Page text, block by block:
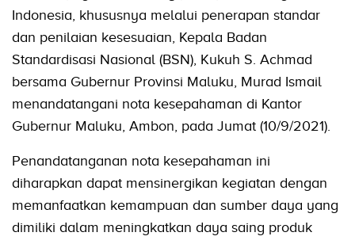
Indonesia, khususnya melalui penerapan standar
dan penilaian kesesuaian, Kepala Badan
Standardisasi Nasional (BSN), Kukuh S. Achmad
bersama Gubernur Provinsi Maluku, Murad Ismail
menandatangani nota kesepahaman di Kantor
Gubernur Maluku, Ambon, pada Jumat (10/9/2021).
Penandatanganan nota kesepahaman ini
diharapkan dapat mensinergikan kegiatan dengan
memanfaatkan kemampuan dan sumber daya yang
dimiliki dalam meningkatkan daya saing produk